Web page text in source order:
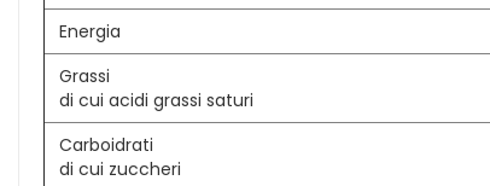
Energia
Grassi
di cui acidi grassi saturi
Carboidrati
di cui zuccheri